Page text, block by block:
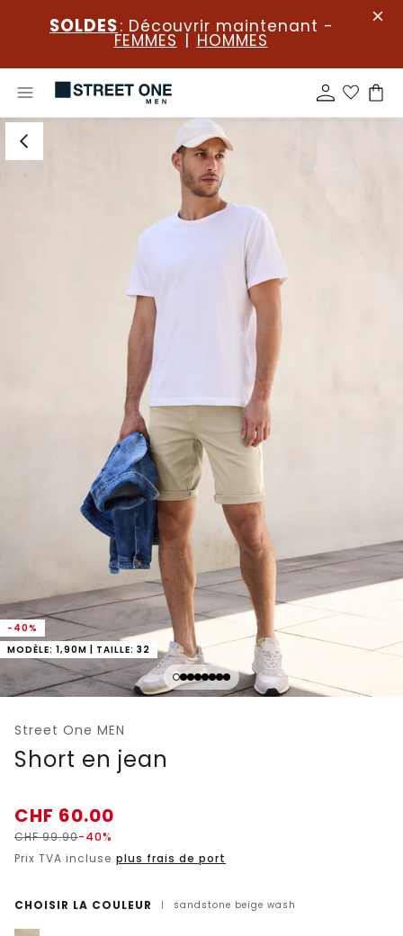
SOLDES: Découvrir maintenant -
FEMMES | HOMMES
-40%
MODÈLE: 1,90M | TAILLE: 32
Street One MEN
Short en jean
CHF 60.00
CHF99.90-40%
Prix TVA incluse plus frais de port
CHOISIR LA COULEUR | sandstone beige wash